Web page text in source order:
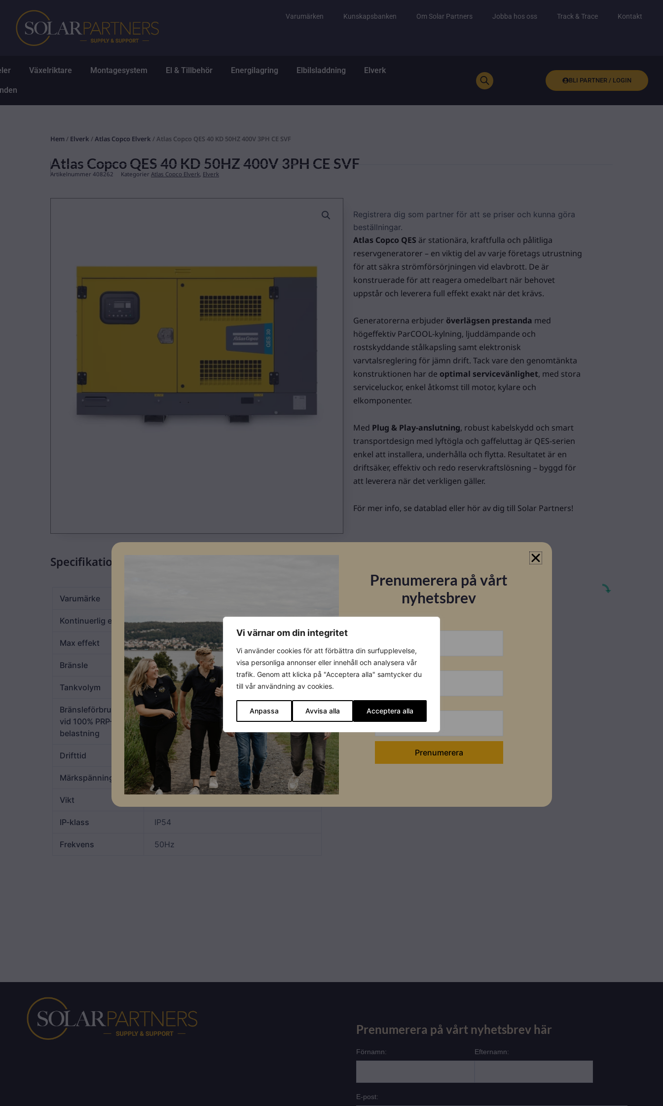
Vi värnar om din integritet
Vi använder cookies för att förbättra din surfupplevelse,
visa personliga annonser eller innehåll och analysera vår
trafik. Genom att klicka på "Acceptera alla" samtycker du
till vår användning av cookies.
Anpassa Avvisa alla Acceptera alla
innehåll
Varumärken Kunskapsbanken Om Solar Partners Jobba hos oss Track & Trace Kontakt
Öppna Solpaneler
Växelriktare Öppna Växelriktare
Montagesystem Öppna Montagesystem
El & Tillbehör Öppna El & Tillbehör
Energilagring Öppna Energilagring
Elbilsladdning Öppna Elbilsladdning
Elverk
BLI PARTNER / LOGIN
Hem / Elverk /Atlas Copco Elverk / Atlas Copco QES 40 KD 50HZ 400V 3PH CE SVF
Atlas Copco QES 40 KD 50HZ 400V 3PH CE SVF
Artikelnummer 408262 Kategorier Atlas Copco Elverk Elverk
Registrera dig som partner för att se priser och kunna göra
beställningar.
Atlas Copco QES är stationära, kraftfulla och pålitliga
reservgeneratorer – en viktig del av varje företags utrustning
för att säkra strömförsörjningen vid elavbrott. De är
konstruerade för att reagera omedelbart när behovet
uppstår och leverera full effekt exakt när det krävs.
Generatorerna erbjuder överlägsen prestanda med
högeffektiv ParCOOL-kylning, ljuddämpande och
rostskyddande stålkapsling samt elektronisk
varvtalsreglering för jämn drift. Tack vare den genomtänkta
konstruktionen har de optimal servicevänlighet, med stora
serviceluckor, enkel åtkomst till motor, kylare och
elkomponenter.
Med Plug & Play-anslutning, robust kabelskydd och smart
transportdesign med lyftögla och gaffeluttag är QES-serien
enkel att installera, underhålla och flytta. Resultatet är en
driftsäker, effektiv och redo reservkraftslösning – byggd för
att leverera när det verkligen gäller.
För mer info, se datablad eller hör av dig till Solar Partners!
Specifikationer
Varumärke
Kontinuerlig effekt 42kVA
Max effekt 45kVA
Bränsle Disel
Tankvolym 116L
Bränsleförbrukning
vid 100% PRP-
belastning
8,3L/h
Drifttid ~14h
Märkspänning 400V
Vikt
IP-klass IP54
Frekvens 50Hz
Ladda ner
Prenumerera på vårt nyhetsbrev här
Förnamn: Efternamn:
E-post:
Prenumerera på vårt
nyhetsbrev
Förnamn
Efternamn